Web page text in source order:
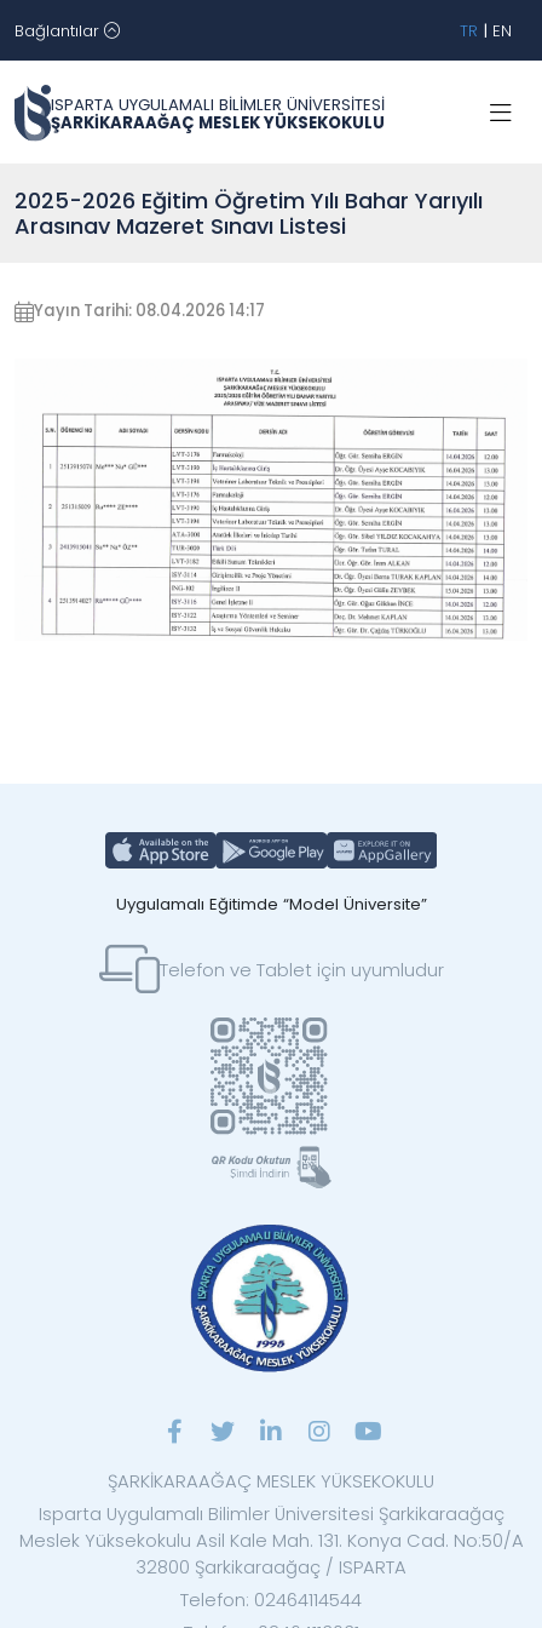
Bağlantılar TR | EN
ISPARTA UYGULAMALI BİLİMLER ÜNİVERSİTESİ
ŞARKİKARAAĞAÇ MESLEK YÜKSEKOKULU
2025-2026 Eğitim Öğretim Yılı Bahar Yarıyılı
Arasınav Mazeret Sınavı Listesi
Yayın Tarihi: 08.04.2026 14:17
Uygulamalı Eğitimde “Model Üniversite”
Telefon ve Tablet için uyumludur
ŞARKİKARAAĞAÇ MESLEK YÜKSEKOKULU
Isparta Uygulamalı Bilimler Üniversitesi Şarkikaraağaç
Meslek Yüksekokulu Asil Kale Mah. 131. Konya Cad. No:50/A
32800 Şarkikaraağaç / ISPARTA
Telefon: 02464114544